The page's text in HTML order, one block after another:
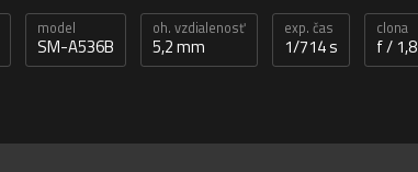
model
SM-A536B
oh. vzdialenosť
5,2 mm
exp. čas
1/714 s
clona
f / 1,8